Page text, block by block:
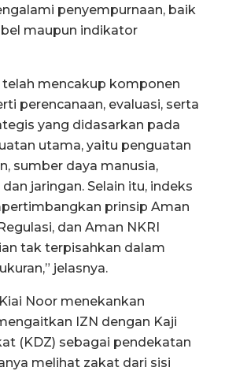
penyempurnaan, baik
maupun indikator
telah mencakup komponen
perencanaan, evaluasi, serta
yang didasarkan pada
utama, yaitu penguatan
sumber daya manusia,
jaringan. Selain itu, indeks
prinsip Aman
dan Aman NKRI
tak terpisahkan dalam
jelasnya.
Noor menekankan
IZN dengan Kaji
(KDZ) sebagai pendekatan
melihat zakat dari sisi